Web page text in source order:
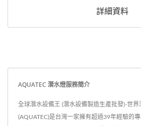
詳細資料
AQUATEC 潛水燈服務簡介
全球潛水設備王 (潛水設備製造生產批發)-世界
(AQUATEC)是台灣一家擁有超過39年經驗的